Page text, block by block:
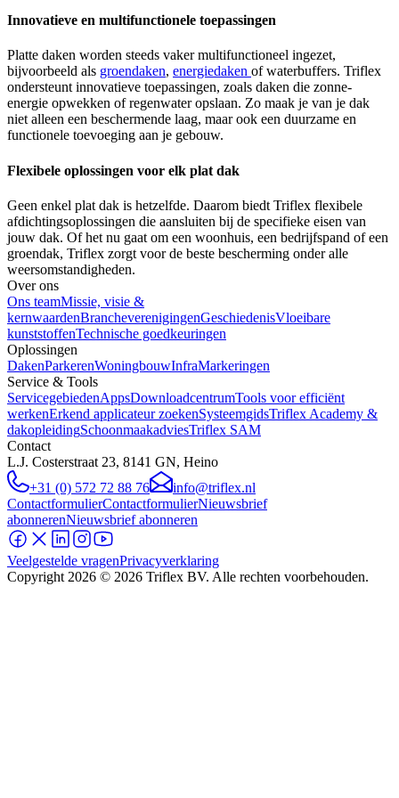
Innovatieve en multifunctionele toepassingen
Platte daken worden steeds vaker multifunctioneel ingezet,
bijvoorbeeld als groendaken, energiedaken of waterbuffers. Triflex
ondersteunt innovatieve toepassingen, zoals daken die zonne-
energie opwekken of regenwater opslaan. Zo maak je van je dak
niet alleen een beschermende laag, maar ook een duurzame en
functionele toevoeging aan je gebouw.
Flexibele oplossingen voor elk plat dak
Geen enkel plat dak is hetzelfde. Daarom biedt Triflex flexibele
afdichtingsoplossingen die aansluiten bij de specifieke eisen van
jouw dak. Of het nu gaat om een woonhuis, een bedrijfspand of een
groendak, Triflex zorgt voor de beste bescherming onder alle
weersomstandigheden.
Over ons
Ons teamMissie, visie &
kernwaardenBrancheverenigingenGeschiedenisVloeibare
kunststoffenTechnische goedkeuringen
Oplossingen
DakenParkerenWoningbouwInfraMarkeringen
Service & Tools
ServicegebiedenAppsDownloadcentrumTools voor efficiënt
werkenErkend applicateur zoekenSysteemgidsTriflex Academy &
dakopleidingSchoonmaakadviesTriflex SAM
Contact
L.J. Costerstraat 23, 8141 GN, Heino
+31 (0) 572 72 88 76
info@triflex.nl
ContactformulierContactformulierNieuwsbrief
abonnerenNieuwsbrief abonneren
Veelgestelde vragenPrivacyverklaring
Copyright 2026 © 2026 Triflex BV. Alle rechten voorbehouden.